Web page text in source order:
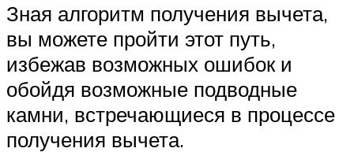
Зная алгоритм получения вычета,
вы можете пройти этот путь,
избежав возможных ошибок и
обойдя возможные подводные
камни, встречающиеся в процессе
получения вычета.